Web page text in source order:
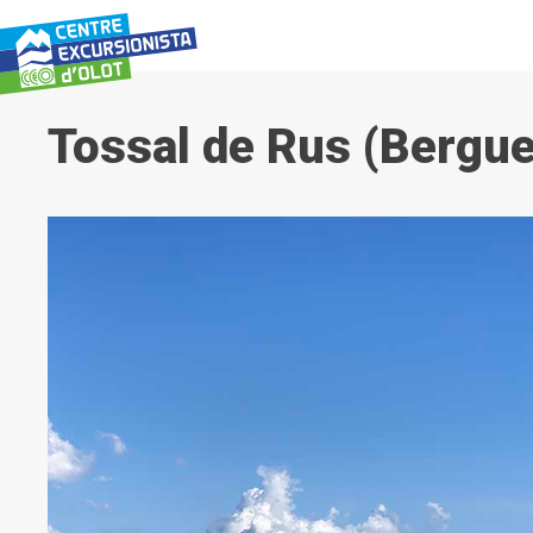
al
contingut
Tossal de Rus